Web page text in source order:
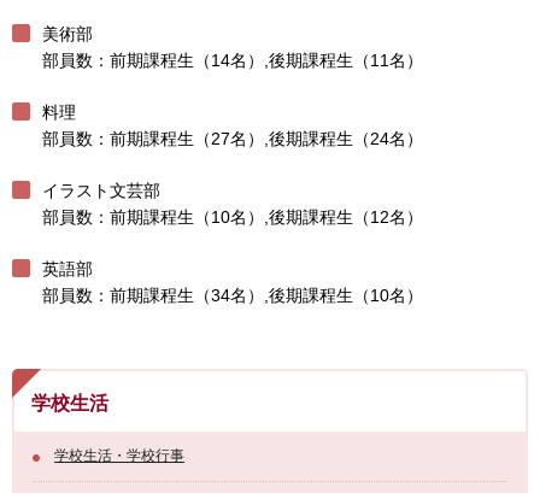
美術部
部員数：前期課程生（14名）,後期課程生（11名）
料理
部員数：前期課程生（27名）,後期課程生（24名）
イラスト文芸部
部員数：前期課程生（10名）,後期課程生（12名）
英語部
部員数：前期課程生（34名）,後期課程生（10名）
学校生活
学校生活・学校行事